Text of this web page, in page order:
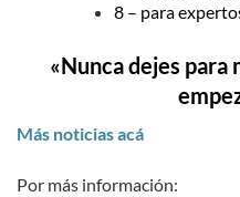
8 – para
«Nunca dejes para
Más noticias acá
Por más información: